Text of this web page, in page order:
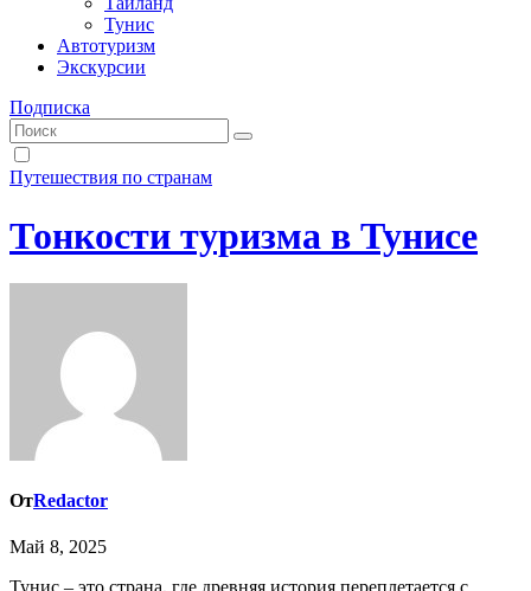
Тунис
Автотуризм
Экскурсии
Подписка
Путешествия по странам
Тонкости туризма в Тунисе
ОтRedactor
Май 8, 2025